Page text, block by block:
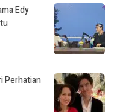
Edy
Perhatian